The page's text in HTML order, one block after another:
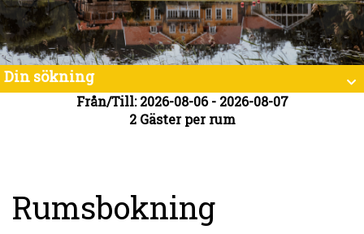
Din sökning
Från/Till: 2026-08-06 - 2026-08-07
2 Gäster per rum
Rumsbokning